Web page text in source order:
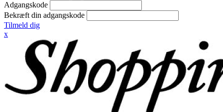
Adgangskode
Bekræft din adgangskode
Tilmeld dig
x